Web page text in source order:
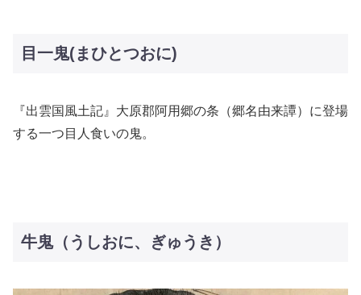
目一鬼(まひとつおに)
『出雲国風土記』大原郡阿用郷の条（郷名由来譚）に登場
する一つ目人食いの鬼。
牛鬼（うしおに、ぎゅうき）